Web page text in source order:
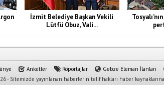
İzmit Belediye Başkan Vekili
Lütfü Obuz, Vali...
Anketler Röportajlar Gebze Eleman İlanları
- Sitemizde yayınlanan haberlerin telif hakları haber